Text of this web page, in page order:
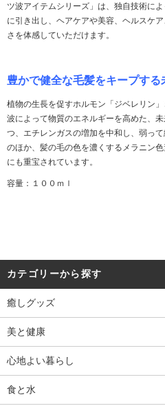
ツ波アイテムシリーズ」は、独自技術に
に引き出し、ヘアケアや美容、ヘルスケ
さを体感していただけます。
豊かで健全な毛髪をキープする
植物の生長を促すホルモン「ジベレリン
波によって物質のエネルギーを高めた、
つ、エチレンガスの増加を中和し、弱っ
のほか、髪の毛の色を濃くするメラニン
にも重宝されています。
容量：１００ｍｌ
カテゴリーから探す
癒しグッズ
美と健康
心地よい暮らし
食と水